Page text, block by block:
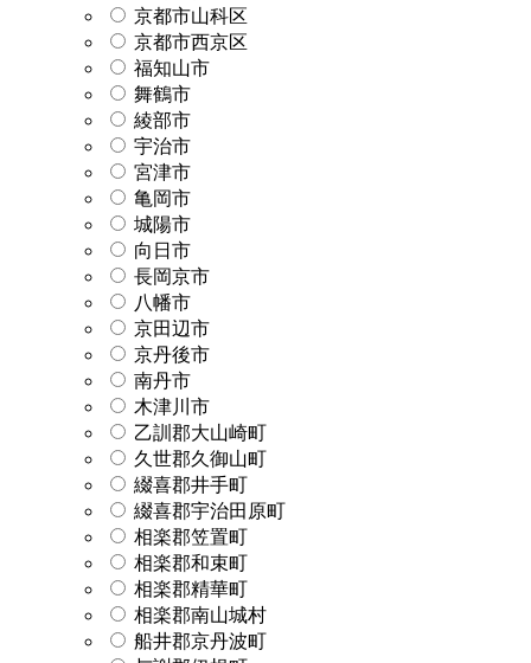
京都市山科区
京都市西京区
福知山市
舞鶴市
綾部市
宇治市
宮津市
亀岡市
城陽市
向日市
長岡京市
八幡市
京田辺市
京丹後市
南丹市
木津川市
乙訓郡大山崎町
久世郡久御山町
綴喜郡井手町
綴喜郡宇治田原町
相楽郡笠置町
相楽郡和束町
相楽郡精華町
相楽郡南山城村
船井郡京丹波町